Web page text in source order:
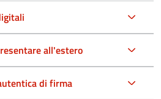
all'estero
di firma